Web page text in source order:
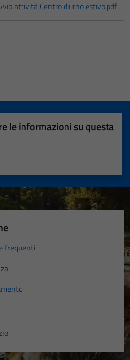
attività Centro diurno estivo.pdf
le informazioni su questa
stelle su 5
su 5
5
frequenti